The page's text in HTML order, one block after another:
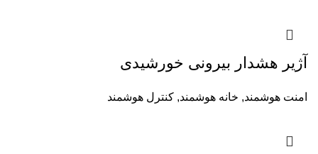
آژیر هشدار بیرونی خورشیدی
امنت هوشمند, خانه هوشمند, کنترل هوشمند